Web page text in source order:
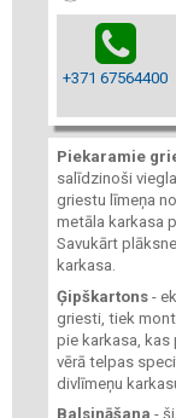
+371 67564400
Piekaramie
salīdzinoši
griestu līmeņa
metāla karkasa
Savukārt
karkasa.
Ģipškartons -
griesti, tiek
pie karkasa,
vērā telpas
divlīmeņu
Balsināšana -